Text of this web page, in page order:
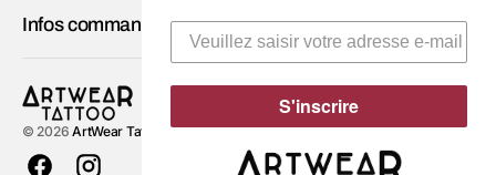
Infos commande
© 2026ArtWear Tattoo
S'inscrire